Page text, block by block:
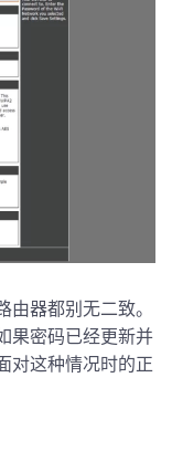
器都别无二致。
果密码已经更新并
对这种情况时的正